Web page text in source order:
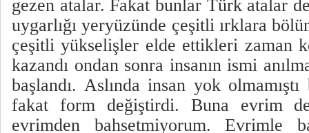
gezen atalar. Fakat bunlar Türk atalar
uygarlığı yeryüzünde çeşitli ırklara
çeşitli yükselişler elde ettikleri zaman
kazandı ondan sonra insanın ismi
başlandı. Aslında insan yok
fakat form değiştirdi. Buna evrim
evrimden bahsetmiyorum. Evrimle